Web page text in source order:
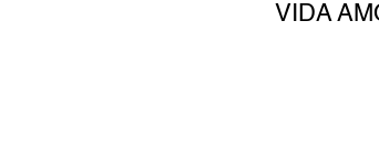
VIDA